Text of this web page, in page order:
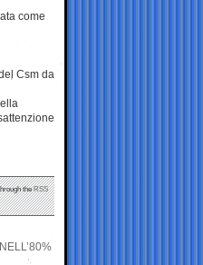
come
Csm da
theRSS